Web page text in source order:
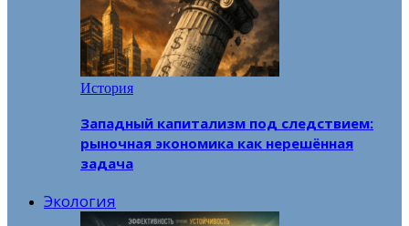
История
Западный капитализм под следствием:
рыночная экономика как нерешённая
задача
Экология